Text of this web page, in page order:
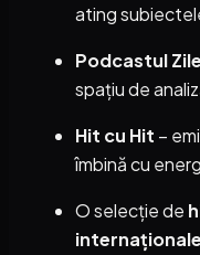
ating
Podcastul
spațiu de
Hit cu Hit –
îmbină cu
O selecție de
internaționale